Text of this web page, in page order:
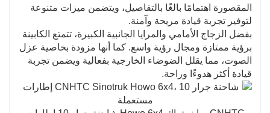
المقصورة اهتمامًا بالغًا بالتفاصيل، ويتضمن ميزات متنوعة
لتوفير تجربة قيادة مريحة وآمنة.
بفضل الزجاج الأمامي والمرايا الجانبية الكبيرة، تتمتع الكابينة
برؤية ممتازة ومجال رؤية واسع. كما أنها مزودة بخاصية عزل
الصوت، مما يقلل الضوضاء الخارجية بفعالية ويضمن تجربة
قيادة أكثر هدوءًا وراحة.